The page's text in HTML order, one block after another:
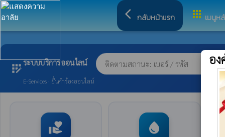
arrow_back_ios กลับหน้าแรก apps เมนูห
app_registrationระบบบริการออนไลน์
E-Services · ยื่นคำร้องออนไลน์
volunteer_activism water_drop
อ